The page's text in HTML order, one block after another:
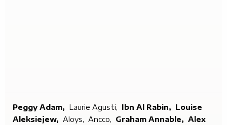
Peggy Adam, Laurie Agusti, Ibn Al Rabin, Louise
Aleksiejew, Aloys, Ancco, Graham Annable, Alex